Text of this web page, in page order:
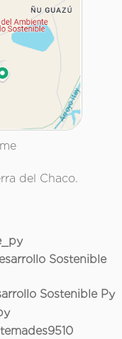
del Chaco.
Sostenible
Sostenible Py